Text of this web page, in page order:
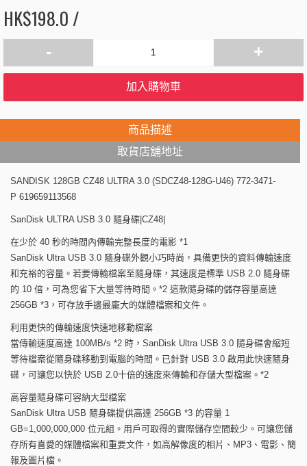
HK$198.0 /
- +
加入購物車
商品描述
取貨店舖地址
SANDISK 128GB CZ48 ULTRA 3.0 (SDCZ48-128G-U46) 772-3471-
P 619659113568
SanDisk ULTRA USB 3.0 隨身碟|CZ48|
在少於 40 秒的時間內傳輸完整長度的電影 *1
SanDisk Ultra USB 3.0 隨身碟外觀小巧時尚，具備更快的資料傳輸速度
和充裕的容量。若要傳輸檔案至隨身碟，其速度是標準 USB 2.0 隨身碟
的 10 倍，可為您省下大量等待時間。*2 這款隨身碟的儲存容量高達
256GB *3，可存放手邊最龐大的媒體檔案和文件。
利用更快的傳輸速度快速地移動檔案
當傳輸速度高達 100MB/s *2 時，SanDisk Ultra USB 3.0 隨身碟會縮短
等待檔案從隨身碟移動到電腦的時間。已針對 USB 3.0 啟用此快速隨身
碟，可讓您以快於 USB 2.0十倍的速度來傳輸和存儲大型檔案。*2
高容量隨身碟可容納大型檔案
SanDisk Ultra USB 隨身碟提供高達 256GB *3 的容量 1
GB=1,000,000,000 位元組。用戶可取得的實際儲存空間較少。可讓您儲
存所有喜愛的媒體檔案和重要文件，如高解像度的相片、MP3、電影、簡
報及圖片檔。